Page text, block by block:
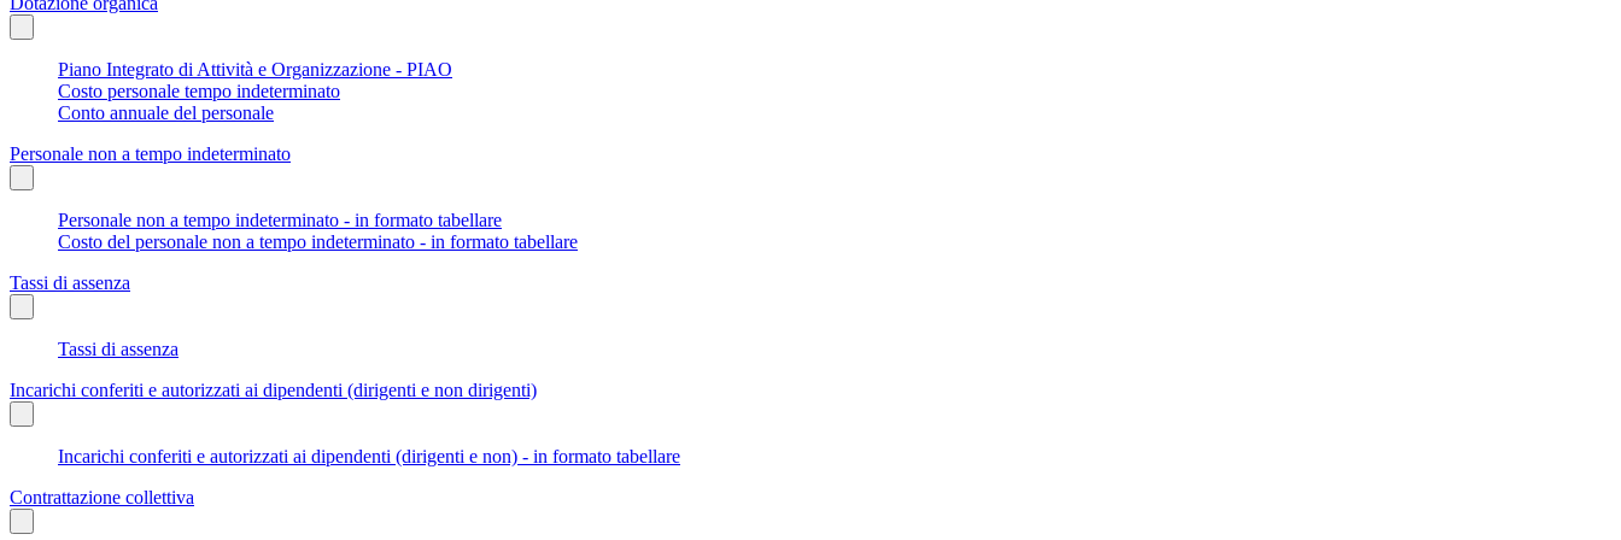
Piano Integrato di Attività e Organizzazione - PIAO
Costo personale tempo indeterminato
Conto annuale del personale
Personale non a tempo indeterminato
Personale non a tempo indeterminato - in formato tabellare
Costo del personale non a tempo indeterminato - in formato tabellare
Tassi di assenza
Tassi di assenza
Incarichi conferiti e autorizzati ai dipendenti (dirigenti e non dirigenti)
Incarichi conferiti e autorizzati ai dipendenti (dirigenti e non) - in formato tabellare
Contrattazione collettiva